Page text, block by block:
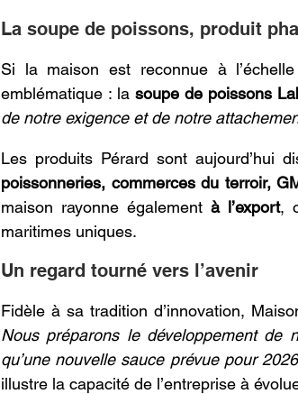
La soupe de poissons, produit
Si la maison est reconnue à
emblématique : la soupe de poissons
de notre exigence et de notre
Les produits Pérard sont aujourd’hui
poissonneries, commerces du terroir,
maison rayonne également à l’export,
maritimes uniques.
Un regard tourné vers l’avenir
Fidèle à sa tradition d’innovation,
Nous préparons le développement de
qu’une nouvelle sauce prévue pour
illustre la capacité de l’entreprise à